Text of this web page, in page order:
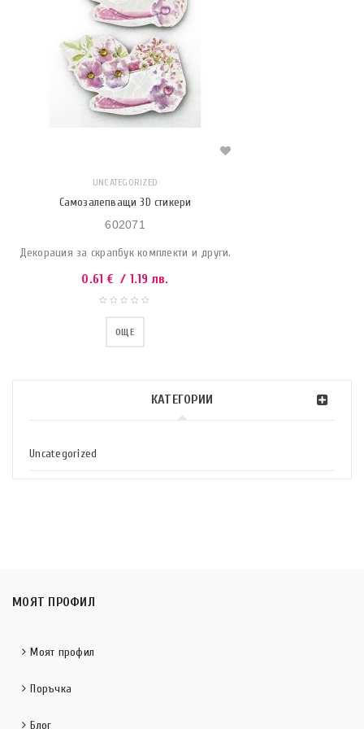
КАТЕГОРИИ
Uncategorized
UNCATEGORIZED
Самозалепващи 3D стикери
602071
Декорация за скрапбук комплекти и други.
0.61 € / 1.19 лв.
ОЩЕ
МОЯТ ПРОФИЛ
Моят профил
Поръчка
Блог